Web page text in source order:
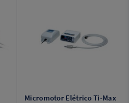
Micromotor Elétrico Ti-Max